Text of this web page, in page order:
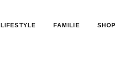
LIFESTYLE FAMILIE SHOP